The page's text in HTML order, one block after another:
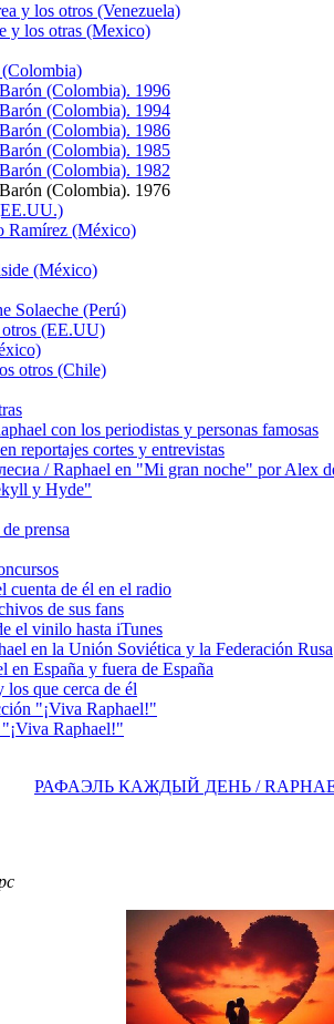
y los otros (Venezuela)
y los otras (Mexico)
(Colombia)
(Colombia). 1996
(Colombia). 1994
(Colombia). 1986
(Colombia). 1985
(Colombia). 1982
(Colombia). 1976
Ramírez (México)
(México)
Solaeche (Perú)
(EE.UU)
otros (Chile)
con los periodistas y personas famosas
reportajes cortes y entrevistas
/ Raphael en "Mi gran noche" por Alex
y Hyde"
prensa
cuenta de él en el radio
de sus fans
el vinilo hasta iTunes
en la Unión Soviética y la Federación Rusa
España y fuera de España
que cerca de él
"¡Viva Raphael!"
Raphael!"
РАФАЭЛЬ КАЖДЫЙ ДЕНЬ /